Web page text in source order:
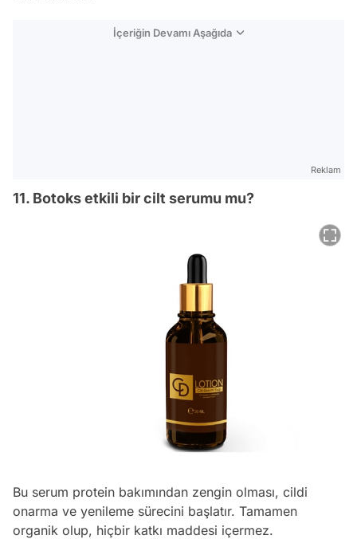
İçeriğin Devamı Aşağıda
Reklam
11. Botoks etkili bir cilt serumu mu?
Bu serum protein bakımından zengin olması, cildi
onarma ve yenileme sürecini başlatır. Tamamen
organik olup, hiçbir katkı maddesi içermez.